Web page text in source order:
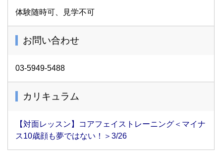
体験随時可、見学不可
お問い合わせ
03-5949-5488
カリキュラム
【対面レッスン】コアフェイストレーニング＜マイナ
ス10歳顔も夢ではない！＞3/26